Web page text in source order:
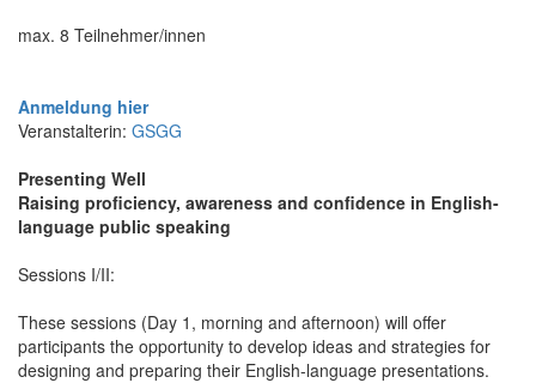
max. 8 Teilnehmer/innen
Anmeldung hier
Veranstalterin: GSGG
Presenting Well
Raising proficiency, awareness and confidence in English-
language public speaking
Sessions I/II:
These sessions (Day 1, morning and afternoon) will offer
participants the opportunity to develop ideas and strategies for
designing and preparing their English-language presentations.